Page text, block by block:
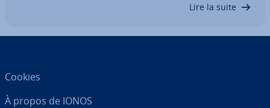
Lire la suite
Cookies
À propos de IONOS